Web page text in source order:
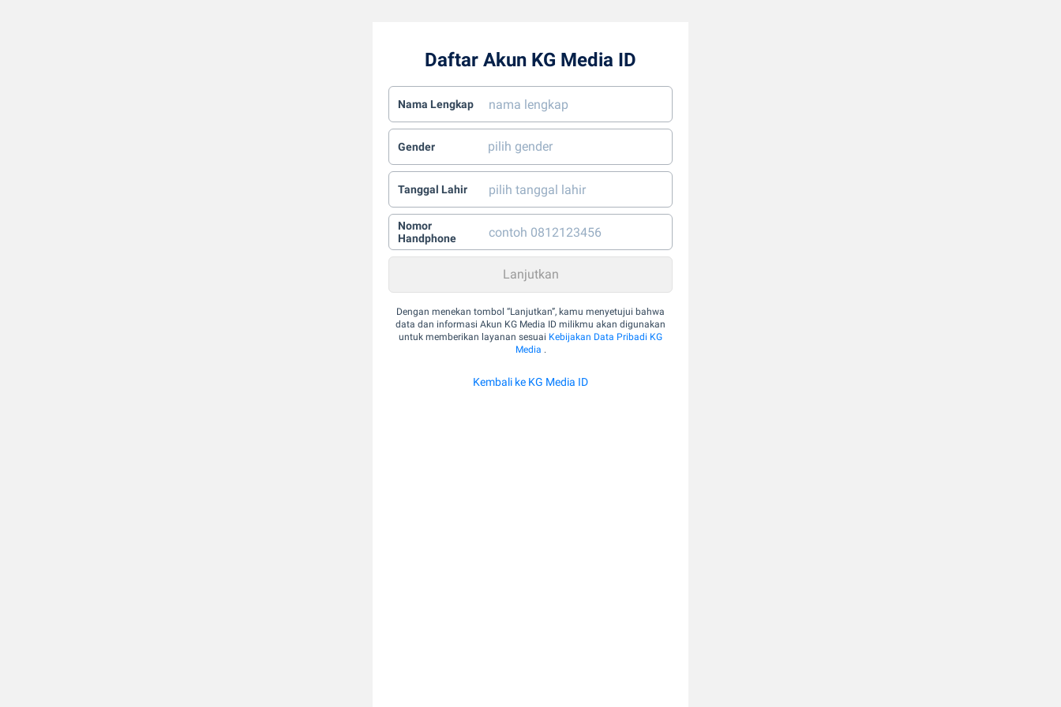
Daftar Akun KG Media ID
Nama Lengkap
Gender
Tanggal Lahir
Nomor
Handphone
Dengan menekan tombol “Lanjutkan”, kamu menyetujui bahwa
data dan informasi Akun KG Media ID milikmu akan digunakan
untuk memberikan layanan sesuai Kebijakan Data Pribadi KG
Media .
Kembali ke KG Media ID